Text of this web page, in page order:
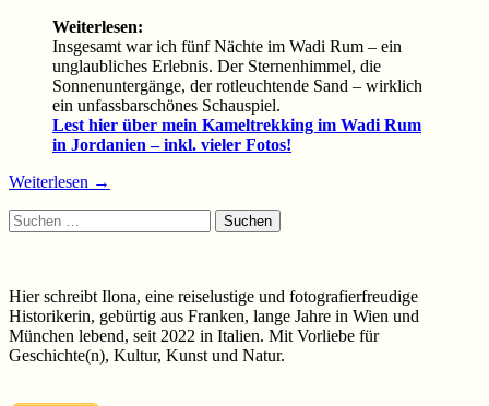
Weiterlesen:
Insgesamt war ich fünf Nächte im Wadi Rum – ein
unglaubliches Erlebnis. Der Sternenhimmel, die
Sonnenuntergänge, der rotleuchtende Sand – wirklich
ein unfassbarschönes Schauspiel.
Lest hier über mein Kameltrekking im Wadi Rum
in Jordanien – inkl. vieler Fotos!
Weiterlesen →
Suchen
nach:
Hier schreibt Ilona, eine reiselustige und fotografierfreudige
Historikerin, gebürtig aus Franken, lange Jahre in Wien und
München lebend, seit 2022 in Italien. Mit Vorliebe für
Geschichte(n), Kultur, Kunst und Natur.